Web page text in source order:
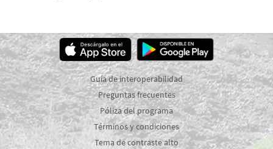
Guía de interoperabilidad
Preguntas frecuentes
Póliza del programa
Términos y condiciones
Tema de contraste alto